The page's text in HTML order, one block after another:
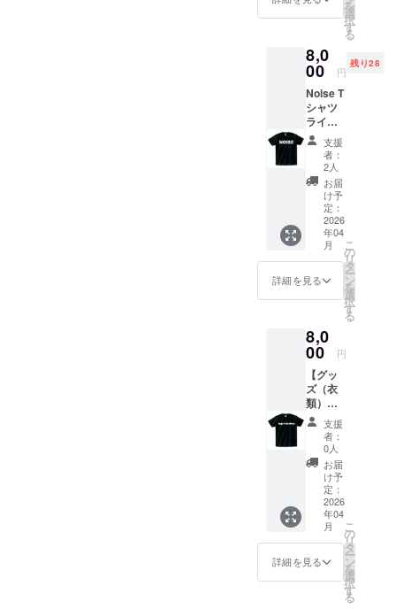
printsta
ウェイ
トTシャ
ツ
8,000円
す。お
客様か
い合わ
せが多
く今回
オリジ
ナルデ
ザイン
のNoise
Tシャツ
をご提
供させ
て頂き
ます。
Tシャツ
のカ
ラーは
黒の予
定で
L ,XL
printsta
rヘビー
ウェイ
トTシャ
ツ
8,000円
を
選
択
す
る
8,0
00 円
残り28
Noise T
シャツ
ライブ
の時
Noiseの
ロコのT
シャツ
を着用
してパ
フォー
マンス
をして
いま
す。お
客様か
らお問
せが多
く今回
オリジ
ナルデ
ザイン
のNoise
Tシャツ
をご提
供させ
て頂き
ます。
Sサイズ
のお問
い合わ
せがあ
りまし
たので
支援
者：
2人
お届
け予
定：
2026
年04
月
詳細を見る
こ
の
リ
タ
ー
ン
を
選
択
す
る
8,0
00 円
【グッ
ズ（衣
類）】
improvi
sation
の文字
をデザ
インし
たTシャ
ツを提
供しま
す。 ・
サイズ
展開：
S, M,
L,XL ・
支援
者：
0人
お届
け予
定：
2026
年04
月
詳細を見る
こ
の
リ
タ
ー
ン
を
選
択
す
る